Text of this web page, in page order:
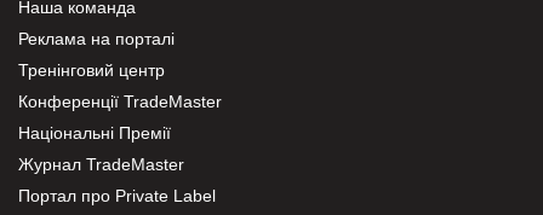
Наша команда
Реклама на порталі
Тренінговий центр
Конференції TradeMaster
Національні Премії
Журнал TradeMaster
Портал про Private Label